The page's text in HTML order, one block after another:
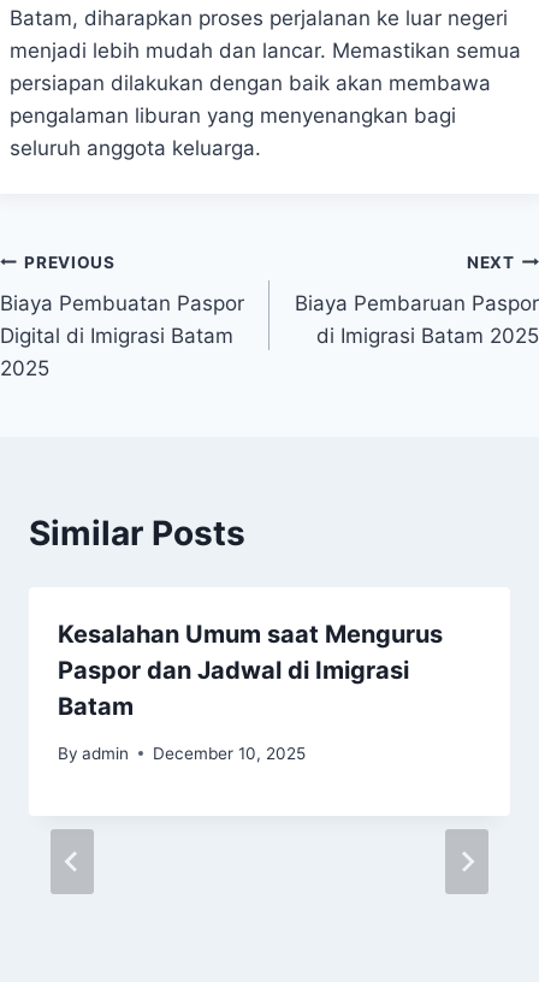
Batam, diharapkan proses perjalanan ke luar negeri
menjadi lebih mudah dan lancar. Memastikan semua
persiapan dilakukan dengan baik akan membawa
pengalaman liburan yang menyenangkan bagi
seluruh anggota keluarga.
Post
navigation
PREVIOUS
Biaya Pembuatan Paspor
Digital di Imigrasi Batam
2025
NEXT
Biaya Pembaruan Paspor
di Imigrasi Batam 2025
Similar Posts
Kesalahan Umum saat Mengurus
Paspor dan Jadwal di Imigrasi
Batam
By admin December 10, 2025